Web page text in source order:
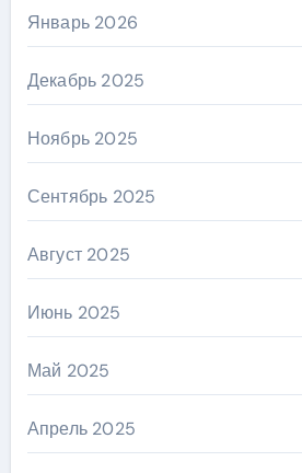
Январь 2026
Декабрь 2025
Ноябрь 2025
Сентябрь 2025
Август 2025
Июнь 2025
Май 2025
Апрель 2025